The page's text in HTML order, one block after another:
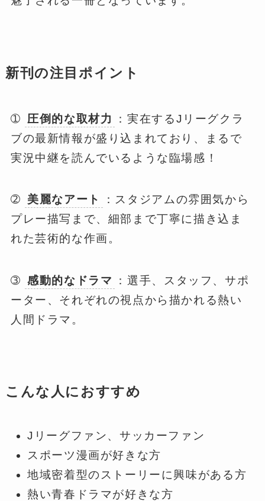
新刊の注目ポイント
➀ 圧倒的な取材力
：実在するJリーグクラ
ブの最新情報が盛り込まれており、まるで
実況中継を読んでいるような臨場感！
➁ 美麗なアート
：スタジアムの雰囲気から
プレー描写まで、細部まで丁寧に描き込ま
れた芸術的な作画。
➂ 感動的なドラマ
：選手、スタッフ、サポ
ーター、それぞれの視点から描かれる熱い
人間ドラマ。
こんな人におすすめ
Jリーグファン、サッカーファン
スポーツ漫画が好きな方
地域密着型のストーリーに興味がある方
熱い青春ドラマが好きな方